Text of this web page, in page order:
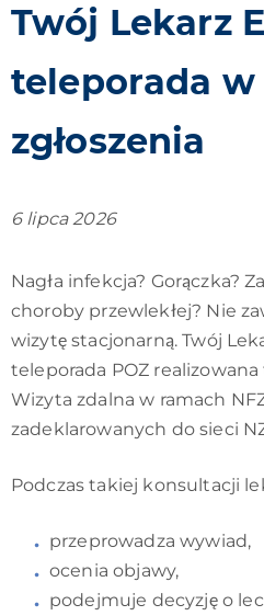
Twój Lekarz
teleporada
zgłoszenia
6 lipca 2026
Nagła infekcja? Gorączka?
choroby przewlekłej? Nie
wizytę stacjonarną. Twój
teleporada POZ
Wizyta zdalna w ramach
zadeklarowanych do sieci
Podczas takiej konsultacji
przeprowadza wywiad,
ocenia objawy,
podejmuje decyzję o